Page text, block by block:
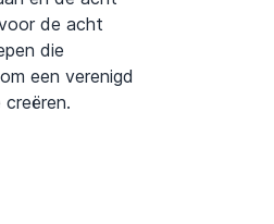
de acht
die
een verenigd